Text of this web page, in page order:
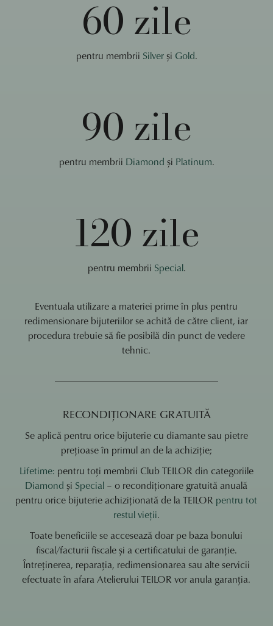
60 zile
pentru membrii Silverși Gold.
90 zile
pentru membrii Diamond și Platinum.
120 zile
pentru membrii Special.
Eventuala utilizare a materiei prime în plus pentru
redimensionare bijuteriilor se achită de către client, iar
procedura trebuie să fie posibilă din punct de vedere
tehnic.
RECONDIȚIONARE GRATUITĂ
Se aplică pentru orice bijuterie cu diamante sau pietre
prețioase în primul an de la achiziție;
Lifetime: pentru toți membrii Club TEILOR din categoriile
Diamond și Special – o recondiționare gratuită anuală
pentru orice bijuterie achiziționată de la TEILOR pentru tot
restul vieții.
Toate beneficiile se accesează doar pe baza bonului
fiscal/facturii fiscale și a certificatului de garanție.
Întreținerea, reparația, redimensionarea sau alte servicii
efectuate în afara Atelierului TEILOR vor anula garanția.